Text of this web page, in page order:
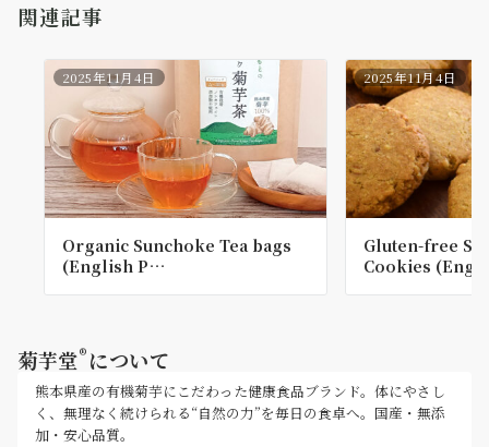
関連記事
2025年11月4日
Organic Sunchoke Tea bags
(English P…
2025年11月4日
Gluten-free
Cookies
菊芋堂® について
熊本県産の有機菊芋にこだわった健康食品ブランド。体にやさし
く、無理なく続けられる“自然の力”を毎日の食卓へ。国産・無添
加・安心品質。